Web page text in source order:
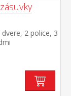
2 police, 3